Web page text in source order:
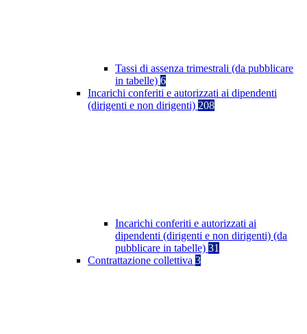
Tassi di assenza trimestrali (da pubblicare
in tabelle) 6
Incarichi conferiti e autorizzati ai dipendenti
(dirigenti e non dirigenti) 208
Incarichi conferiti e autorizzati ai
dipendenti (dirigenti e non dirigenti) (da
pubblicare in tabelle) 31
Contrattazione collettiva 3